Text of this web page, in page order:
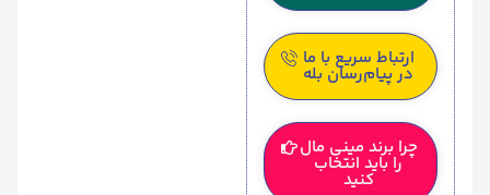
ارتباط سریع با ما
در پیام‌رسان بله
چرا برند مینی مال
را باید انتخاب
کنید